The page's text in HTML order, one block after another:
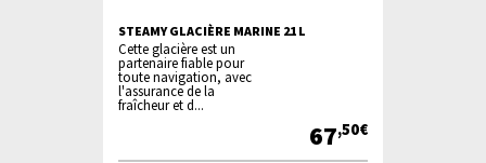
STEAMY GLACIÈRE MARINE 21 L
Cette glacière est un
partenaire fiable pour
toute navigation, avec
l'assurance de la
fraîcheur et d...
67,50€